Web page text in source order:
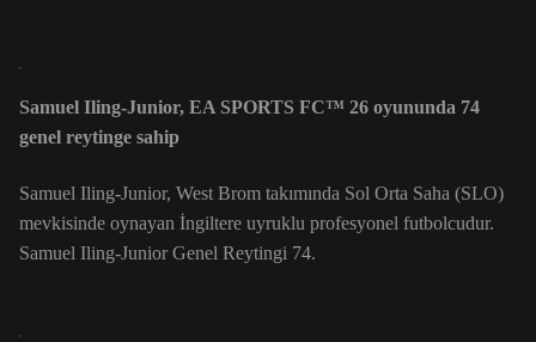
Samuel Iling-Junior, EA SPORTS FC™ 26 oyununda 74
genel reytinge sahip
Samuel Iling-Junior, West Brom takımında Sol Orta Saha (SLO)
mevkisinde oynayan İngiltere uyruklu profesyonel futbolcudur.
Samuel Iling-Junior Genel Reytingi 74.